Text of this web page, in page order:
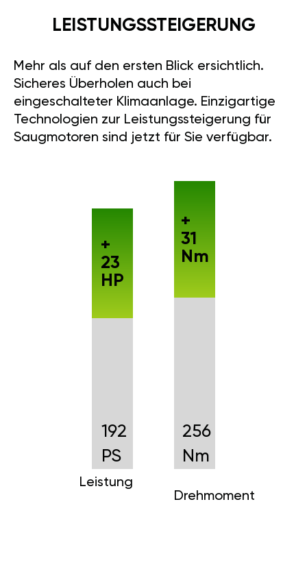
LEISTUNGSSTEIGERUNG
Mehr als auf den ersten Blick ersichtlich.
Sicheres Überholen auch bei
eingeschalteter Klimaanlage. Einzigartige
Technologien zur Leistungssteigerung für
Saugmotoren sind jetzt für Sie verfügbar.
192
PS
Leistung
+
23
HP
256
Nm
Drehmoment
+
31
Nm